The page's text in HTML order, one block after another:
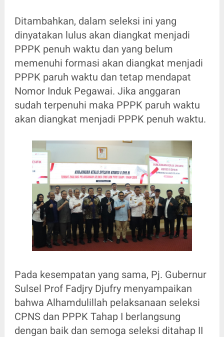
Ditambahkan, dalam seleksi ini yang
dinyatakan lulus akan diangkat menjadi
PPPK penuh waktu dan yang belum
memenuhi formasi akan diangkat menjadi
PPPK paruh waktu dan tetap mendapat
Nomor Induk Pegawai. Jika anggaran
sudah terpenuhi maka PPPK paruh waktu
akan diangkat menjadi PPPK penuh waktu.
Pada kesempatan yang sama, Pj. Gubernur
Sulsel Prof Fadjry Djufry menyampaikan
bahwa Alhamdulillah pelaksanaan seleksi
CPNS dan PPPK Tahap I berlangsung
dengan baik dan semoga seleksi ditahap II